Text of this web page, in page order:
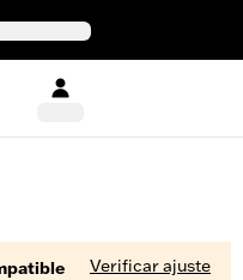
Verificar ajuste